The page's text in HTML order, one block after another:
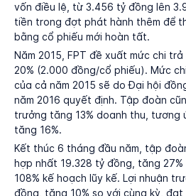
vốn điều lệ, từ 3.456 tỷ đồng lên
tiền trong đợt phát hành thêm để
bằng cổ phiếu mới hoàn tất.
Năm 2015, FPT đề xuất mức chi
20% (2.000 đồng/cổ phiếu). Mức
của cả năm 2015 sẽ do Đại hội
năm 2016 quyết định. Tập đoàn
trưởng tăng 13% doanh thu, tương
tăng 16%.
Kết thúc 6 tháng đầu năm, tập
hợp nhất 19.328 tỷ đồng, tăng
108% kế hoạch lũy kế. Lợi nhuận
đồng, tăng 10% so với cùng kỳ, đạt